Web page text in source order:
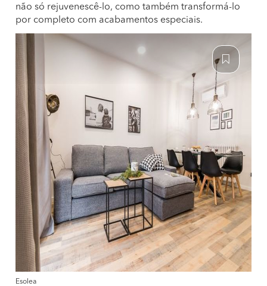
não só rejuvenescê-lo, como também transformá-lo
por completo com acabamentos especiais.
Esolea